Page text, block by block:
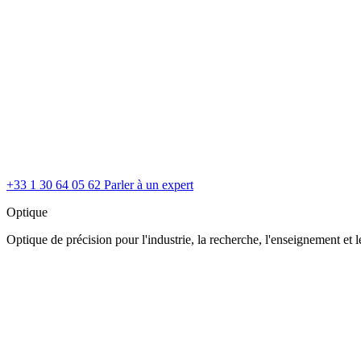
+33 1 30 64 05 62 Parler à un expert
Optique
Optique de précision pour l'industrie, la recherche, l'enseignement et